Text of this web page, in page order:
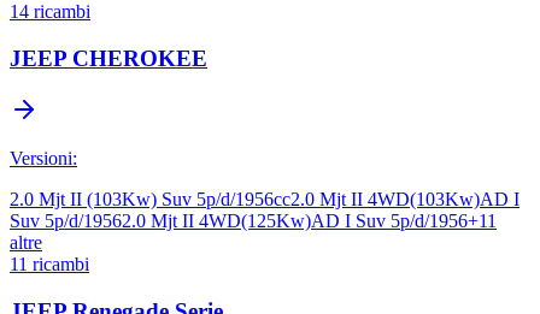
14 ricambi
JEEP CHEROKEE
Versioni:
2.0 Mjt II (103Kw) Suv 5p/d/1956cc2.0 Mjt II 4WD(103Kw)AD I
Suv 5p/d/19562.0 Mjt II 4WD(125Kw)AD I Suv 5p/d/1956+11
altre
11 ricambi